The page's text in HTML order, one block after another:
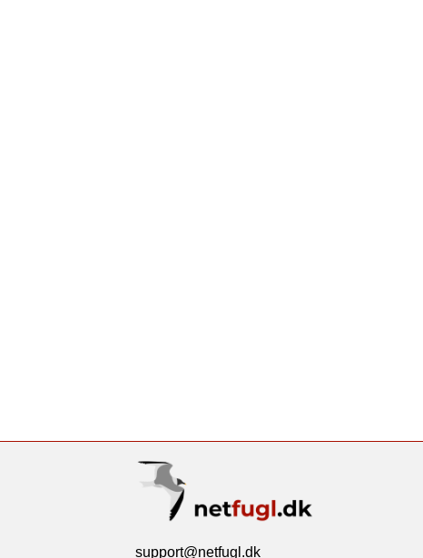
support@netfugl.dk